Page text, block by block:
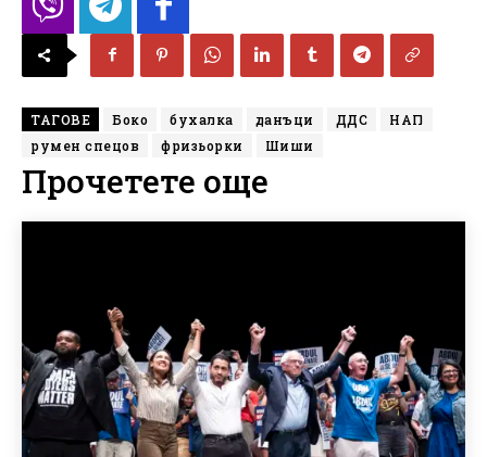
ТАГОВЕ Боко бухалка данъци ДДС
НАП
румен спецов
фризьорки Шиши
Прочетете още